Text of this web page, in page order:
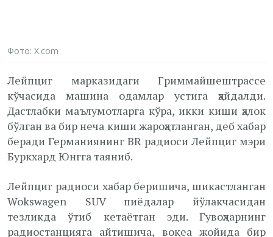
Фото: X.com
Лейпциг марказидаги Гриммайшештрассе
кўчасида машина одамлар устига ҳайдалди.
Дастлабки маълумотларга кўра, икки киши ҳалок
бўлган ва бир неча киши жароҳатланган, деб хабар
беради Германиянинг BR радиоси Лейпциг мэри
Буркхард Юнгга таяниб.
Лейпциг радиоси хабар беришича, шикастланган
Wokswagen SUV пиёдалар йўлакчасидан
тезликда ўтиб кетаётган эди. Гувоҳларнинг
радиостанцияга айтишича, воқеа жойида бир